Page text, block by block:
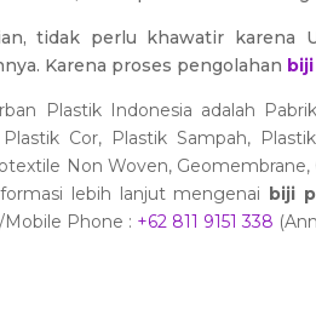
tidak perlu khawatir karena
Karena proses pengolahan
Plastik Indonesia adalah
Cor, Plastik Sampah,
Non Woven,
lebih lanjut mengenai
biji
Phone : +62 811 9151 338